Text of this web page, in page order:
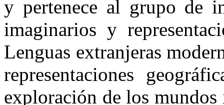
y pertenece al grupo de
imaginarios y
Lenguas extranjeras
representaciones
exploración de los